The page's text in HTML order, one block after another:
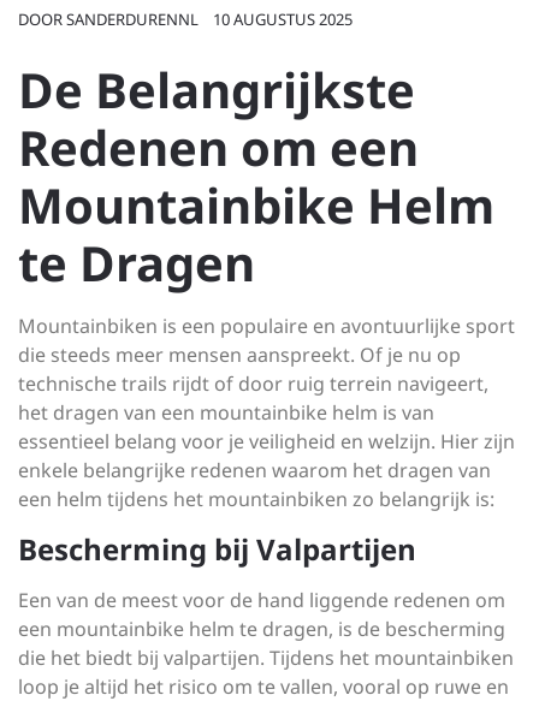
DOORSANDERDURENNL 10 AUGUSTUS 2025
De Belangrijkste
Redenen om een
Mountainbike Helm
te Dragen
Mountainbiken is een populaire en avontuurlijke sport
die steeds meer mensen aanspreekt. Of je nu op
technische trails rijdt of door ruig terrein navigeert,
het dragen van een mountainbike helm is van
essentieel belang voor je veiligheid en welzijn. Hier zijn
enkele belangrijke redenen waarom het dragen van
een helm tijdens het mountainbiken zo belangrijk is:
Bescherming bij Valpartijen
Een van de meest voor de hand liggende redenen om
een mountainbike helm te dragen, is de bescherming
die het biedt bij valpartijen. Tijdens het mountainbiken
loop je altijd het risico om te vallen, vooral op ruwe en